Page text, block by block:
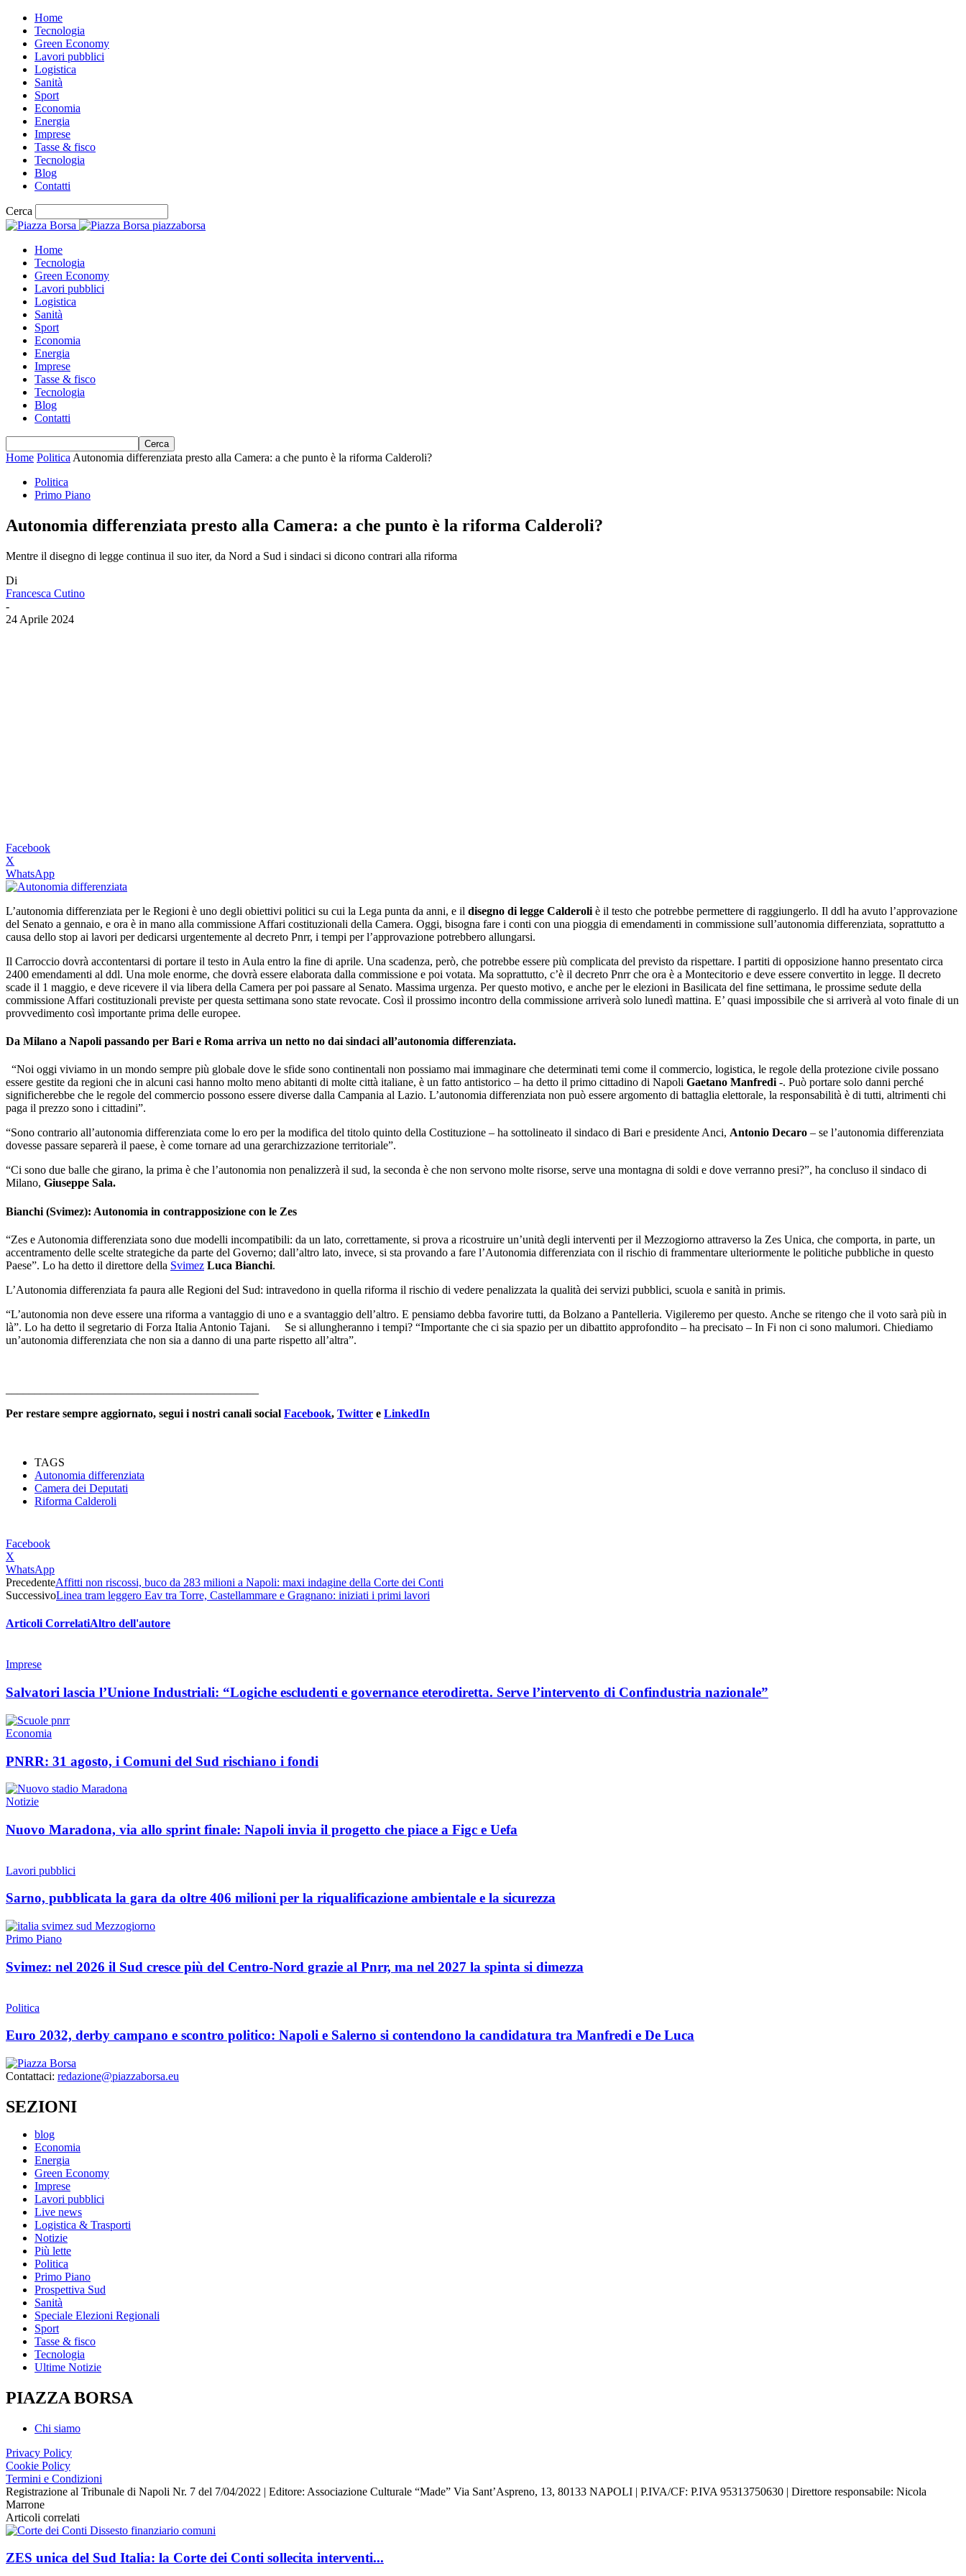
Home
Tecnologia
Green Economy
Lavori pubblici
Logistica
Sanità
Sport
Economia
Energia
Imprese
Tasse & fisco
Tecnologia
Blog
Contatti
Cerca
piazzaborsa
Home
Tecnologia
Green Economy
Lavori pubblici
Logistica
Sanità
Sport
Economia
Energia
Imprese
Tasse & fisco
Tecnologia
Blog
Contatti
Home Politica Autonomia differenziata presto alla Camera: a che punto è la riforma Calderoli?
Politica
Primo Piano
Autonomia differenziata presto alla Camera: a che punto è la riforma Calderoli?
Mentre il disegno di legge continua il suo iter, da Nord a Sud i sindaci si dicono contrari alla riforma
Di
Francesca Cutino
-
24 Aprile 2024
Facebook
X
WhatsApp
L’autonomia differenziata per le Regioni è uno degli obiettivi politici su cui la Lega punta da anni, e il disegno di legge Calderoli è il testo che potrebbe permettere di raggiungerlo. Il ddl ha avuto l’approvazione
del Senato a gennaio, e ora è in mano alla commissione Affari costituzionali della Camera. Oggi, bisogna fare i conti con una pioggia di emendamenti in commissione sull’autonomia differenziata, soprattutto a
causa dello stop ai lavori per dedicarsi urgentemente al decreto Pnrr, i tempi per l’approvazione potrebbero allungarsi.
Il Carroccio dovrà accontentarsi di portare il testo in Aula entro la fine di aprile. Una scadenza, però, che potrebbe essere più complicata del previsto da rispettare. I partiti di opposizione hanno presentato circa
2400 emendamenti al ddl. Una mole enorme, che dovrà essere elaborata dalla commissione e poi votata. Ma soprattutto, c’è il decreto Pnrr che ora è a Montecitorio e deve essere convertito in legge. Il decreto
scade il 1 maggio, e deve ricevere il via libera della Camera per poi passare al Senato. Massima urgenza. Per questo motivo, e anche per le elezioni in Basilicata del fine settimana, le prossime sedute della
commissione Affari costituzionali previste per questa settimana sono state revocate. Così il prossimo incontro della commissione arriverà solo lunedì mattina. E’ quasi impossibile che si arriverà al voto finale di un
provvedimento così importante prima delle europee.
Da Milano a Napoli passando per Bari e Roma arriva un netto no dai sindaci all’autonomia differenziata.
“Noi oggi viviamo in un mondo sempre più globale dove le sfide sono continentali non possiamo mai immaginare che determinati temi come il commercio, logistica, le regole della protezione civile possano
essere gestite da regioni che in alcuni casi hanno molto meno abitanti di molte città italiane, è un fatto antistorico – ha detto il primo cittadino di Napoli Gaetano Manfredi -. Può portare solo danni perché
significherebbe che le regole del commercio possono essere diverse dalla Campania al Lazio. L’autonomia differenziata non può essere argomento di battaglia elettorale, la responsabilità è di tutti, altrimenti chi
paga il prezzo sono i cittadini”.
“Sono contrario all’autonomia differenziata come lo ero per la modifica del titolo quinto della Costituzione – ha sottolineato il sindaco di Bari e presidente Anci, Antonio Decaro – se l’autonomia differenziata
dovesse passare separerà il paese, è come tornare ad una gerarchizzazione territoriale”.
“Ci sono due balle che girano, la prima è che l’autonomia non penalizzerà il sud, la seconda è che non servono molte risorse, serve una montagna di soldi e dove verranno presi?”, ha concluso il sindaco di
Milano, Giuseppe Sala.
Bianchi (Svimez): Autonomia in contrapposizione con le Zes
“Zes e Autonomia differenziata sono due modelli incompatibili: da un lato, correttamente, si prova a ricostruire un’unità degli interventi per il Mezzogiorno attraverso la Zes Unica, che comporta, in parte, un
accentramento delle scelte strategiche da parte del Governo; dall’altro lato, invece, si sta provando a fare l’Autonomia differenziata con il rischio di frammentare ulteriormente le politiche pubbliche in questo
Paese”. Lo ha detto il direttore della Svimez Luca Bianchi.
L’Autonomia differenziata fa paura alle Regioni del Sud: intravedono in quella riforma il rischio di vedere penalizzata la qualità dei servizi pubblici, scuola e sanità in primis.
“L’autonomia non deve essere una riforma a vantaggio di uno e a svantaggio dell’altro. E pensiamo debba favorire tutti, da Bolzano a Pantelleria. Vigileremo per questo. Anche se ritengo che il voto sarà più in
là”. Lo ha detto il segretario di Forza Italia Antonio Tajani. Se si allungheranno i tempi? “Importante che ci sia spazio per un dibattito approfondito – ha precisato – In Fi non ci sono malumori. Chiediamo
un’autonomia differenziata che non sia a danno di una parte rispetto all’altra”.
Per restare sempre aggiornato, segui i nostri canali social Facebook, Twitter e LinkedIn
TAGS
Autonomia differenziata
Camera dei Deputati
Riforma Calderoli
Facebook
X
WhatsApp
PrecedenteAffitti non riscossi, buco da 283 milioni a Napoli: maxi indagine della Corte dei Conti
SuccessivoLinea tram leggero Eav tra Torre, Castellammare e Gragnano: iniziati i primi lavori
Articoli CorrelatiAltro dell'autore
Imprese
Salvatori lascia l’Unione Industriali: “Logiche escludenti e governance eterodiretta. Serve l’intervento di Confindustria nazionale”
Economia
PNRR: 31 agosto, i Comuni del Sud rischiano i fondi
Notizie
Nuovo Maradona, via allo sprint finale: Napoli invia il progetto che piace a Figc e Uefa
Lavori pubblici
Sarno, pubblicata la gara da oltre 406 milioni per la riqualificazione ambientale e la sicurezza
Primo Piano
Svimez: nel 2026 il Sud cresce più del Centro-Nord grazie al Pnrr, ma nel 2027 la spinta si dimezza
Politica
Euro 2032, derby campano e scontro politico: Napoli e Salerno si contendono la candidatura tra Manfredi e De Luca
Contattaci: redazione@piazzaborsa.eu
SEZIONI
blog
Economia
Energia
Green Economy
Imprese
Lavori pubblici
Live news
Logistica & Trasporti
Notizie
Più lette
Politica
Primo Piano
Prospettiva Sud
Sanità
Speciale Elezioni Regionali
Sport
Tasse & fisco
Tecnologia
Ultime Notizie
PIAZZA BORSA
Chi siamo
Privacy Policy
Cookie Policy
Termini e Condizioni
Registrazione al Tribunale di Napoli Nr. 7 del 7/04/2022 | Editore: Associazione Culturale “Made” Via Sant’Aspreno, 13, 80133 NAPOLI | P.IVA/CF: P.IVA 95313750630 | Direttore responsabile: Nicola
Marrone
Articoli correlati
ZES unica del Sud Italia: la Corte dei Conti sollecita interventi...